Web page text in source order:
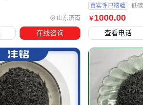
采
点
突
板
选
航
包
山东济南
在线咨询
￥1000.00
真实性已核验 低
查看电话